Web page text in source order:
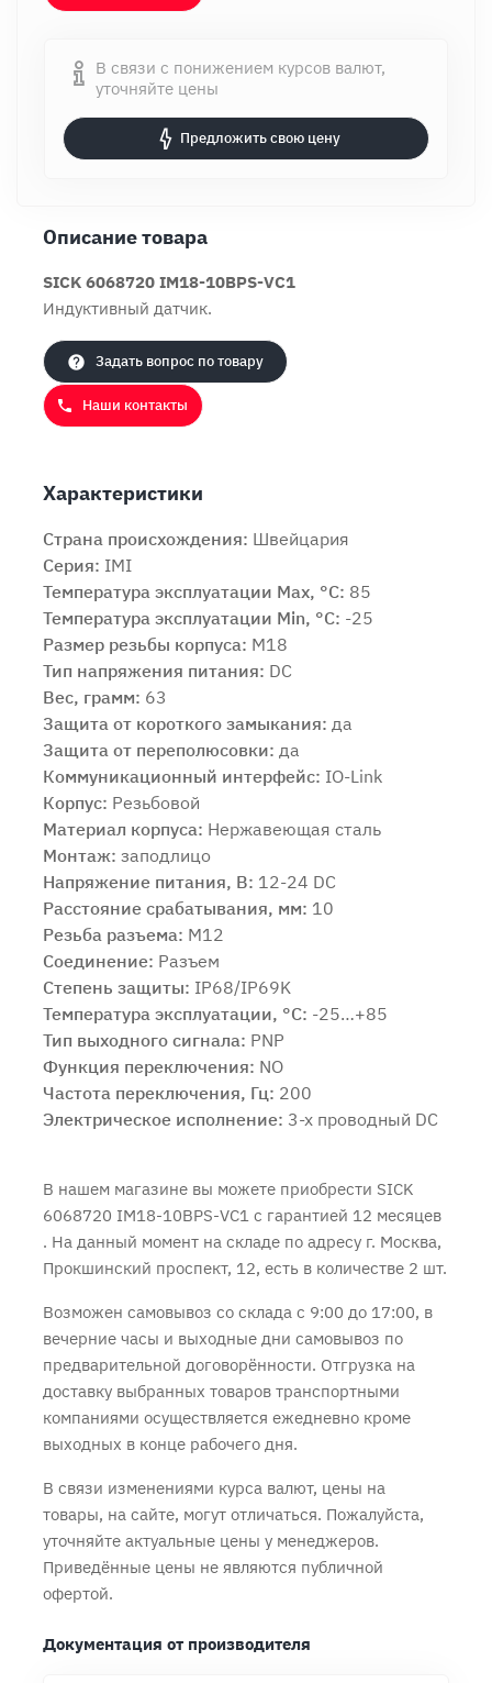
В связи с понижением курсов валют,
уточняйте цены
Предложить свою цену
Описание товара
SICK 6068720 IM18-10BPS-VC1
Индуктивный датчик.
Задать вопрос по товару
Наши контакты
Характеристики
Страна происхождения: Швейцария
Серия: IMI
Температура эксплуатации Max, °C: 85
Температура эксплуатации Min, °C: -25
Размер резьбы корпуса: M18
Тип напряжения питания: DC
Вес, грамм: 63
Защита от короткого замыкания: да
Защита от переполюсовки: да
Коммуникационный интерфейс: IO-Link
Корпус: Резьбовой
Материал корпуса: Нержавеющая сталь
Монтаж: заподлицо
Напряжение питания, В: 12-24 DC
Расстояние срабатывания, мм: 10
Резьба разъема: M12
Соединение: Разъем
Степень защиты: IP68/IP69K
Температура эксплуатации, °C: -25…+85
Тип выходного сигнала: PNP
Функция переключения: NO
Частота переключения, Гц: 200
Электрическое исполнение: 3-х проводный DC
В нашем магазине вы можете приобрести SICK
6068720 IM18-10BPS-VC1 с гарантией 12 месяцев
. На данный момент на складе по адресу г. Москва,
Прокшинский проспект, 12, есть в количестве 2 шт.
Возможен самовывоз со склада с 9:00 до 17:00, в
вечерние часы и выходные дни самовывоз по
предварительной договорённости. Отгрузка на
доставку выбранных товаров транспортными
компаниями осуществляется ежедневно кроме
выходных в конце рабочего дня.
В связи изменениями курса валют, цены на
товары, на сайте, могут отличаться. Пожалуйста,
уточняйте актуальные цены у менеджеров.
Приведённые цены не являются публичной
офертой.
Документация от производителя
Продолжить покупки Оформить заказ